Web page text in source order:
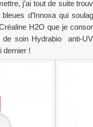
j’ai tout de suite
d’Innoxa qui
H2O que je
de soin Hydrabio anti-
dernier !